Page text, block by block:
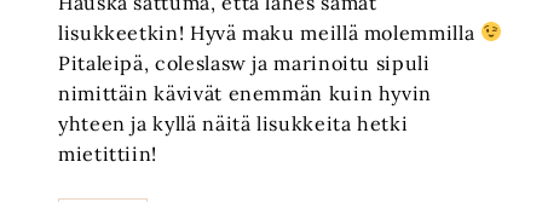
lisukkeetkin! Hyvä maku meillä molemmilla
Pitaleipä, coleslasw ja marinoitu sipuli
nimittäin kävivät enemmän kuin hyvin
yhteen ja kyllä näitä lisukkeita hetki
mietittiin!